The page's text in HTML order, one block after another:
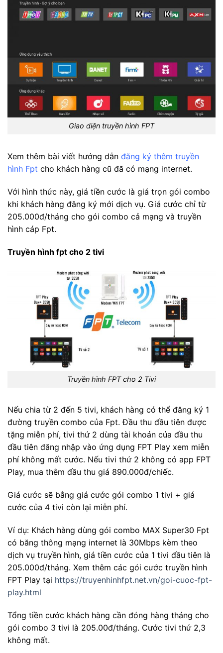
Giao diện truyền hình FPT
Xem thêm bài viết hướng dẫn đăng ký thêm truyền
hình Fpt cho khách hàng cũ đã có mạng internet.
Với hình thức này, giá tiền cước là giá trọn gói combo
khi khách hàng đăng ký mới dịch vụ. Giá cước chỉ từ
205.000đ/tháng cho gói combo cả mạng và truyền
hình cáp Fpt.
Truyền hình fpt cho 2 tivi
Truyền hình FPT cho 2 Tivi
Nếu chia từ 2 đến 5 tivi, khách hàng có thể đăng ký 1
đường truyền combo của Fpt. Đầu thu đầu tiên được
tặng miễn phí, tivi thứ 2 dùng tài khoản của đầu thu
đầu tiên đăng nhập vào ứng dụng FPT Play xem miễn
phí không mất cước. Nếu tivi thứ 2 không có app FPT
Play, mua thêm đầu thu giá 890.000đ/chiếc.
Giá cước sẽ bằng giá cước gói combo 1 tivi + giá
cước của 4 tivi còn lại miễn phí.
Ví dụ: Khách hàng dùng gói combo MAX Super30 Fpt
có băng thông mạng internet là 30Mbps kèm theo
dịch vụ truyền hình, giá tiền cước của 1 tivi đầu tiên là
205.000đ/tháng. Xem thêm các gói cước truyền hình
FPT Play tại https://truyenhinhfpt.net.vn/goi-cuoc-fpt-
play.html
Tổng tiền cước khách hàng cần đóng hàng tháng cho
gói combo 3 tivi là 205.00đ/tháng. Cước tivi thứ 2,3
không mất.